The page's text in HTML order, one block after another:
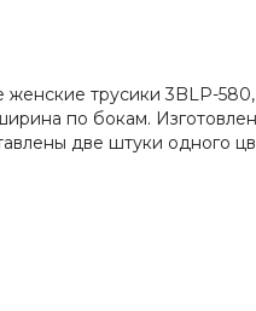
женские трусики 3BLP-
по бокам.
две штуки одного